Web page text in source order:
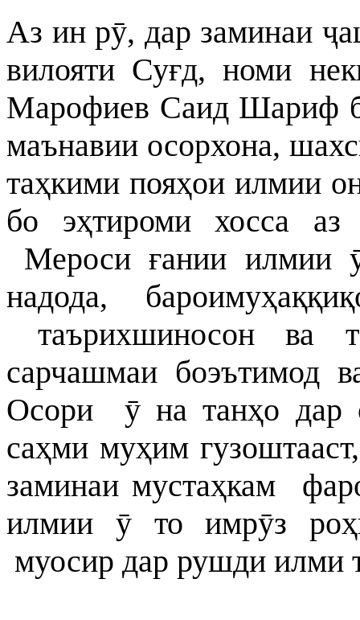
Аз ин рӯ, дар заминаи
вилояти Суғд, номи
Марофиев Саид Шариф
маънавии осорхона,
таҳкими пояҳои илмии
бо эҳтироми хосса
аз
Мероси ғании илмии
надода,
барои
таърихшиносон ва
сарчашмаи боэътимод
Осори ӯ на танҳо дар
саҳми муҳим
заминаи мустаҳкам
илмии ӯ то имрӯз
муосир дар рушди илми